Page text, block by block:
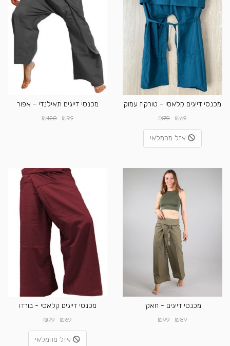
מכנסי דייגים קלאסי - טורקיז עמוק
₪69
₪79
אזל מהמלאי
מכנסי דייגים תאילנדי - אפור
₪99
₪120
מכנסי דייגים - חאקי
₪89
₪99
מכנסי דייגים קלאסי - בורדו
₪69
₪79
אזל מהמלאי